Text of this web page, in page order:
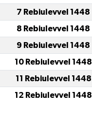
7 Rebiulevvel 1448
8 Rebiulevvel 1448
9 Rebiulevvel 1448
10 Rebiulevvel 1448
11 Rebiulevvel 1448
12 Rebiulevvel 1448